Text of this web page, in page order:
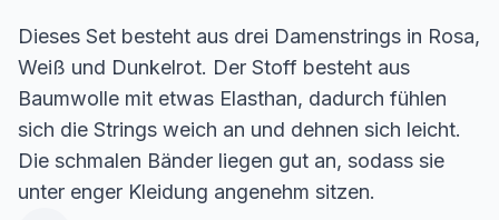
Dieses Set besteht aus drei Damenstrings in Rosa,
Weiß und Dunkelrot. Der Stoff besteht aus
Baumwolle mit etwas Elasthan, dadurch fühlen
sich die Strings weich an und dehnen sich leicht.
Die schmalen Bänder liegen gut an, sodass sie
unter enger Kleidung angenehm sitzen.